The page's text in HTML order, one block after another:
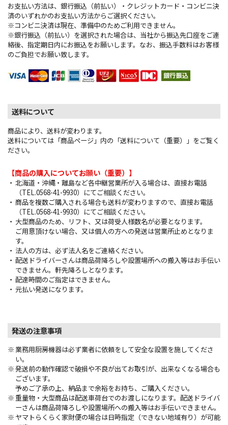
お支払い方法は、銀行振込（前払い）・クレジットカード・コンビニ決
済のいずれかのお支払い方法からご選択ください。
※コンビニ決済は現在、準備中のためご利用できません。
※銀行振込（前払い）を選択された場合は、当社から振込先口座をご連
絡後、指定期日内にお振込をお願いします。なお、振込手数料はお客様
のご負担でお願い致します。
送料について
商品により、送料が変わります。
送料については「商品ページ」内の「送料について（重要）」をご覧く
ださい。
【商品の購入についてお願い（重要）】
北海道・沖縄・離島など各中継営業所が入る場合は、直接お電話
（TEL.0568-41-9930）にてご相談ください。
商品を複数ご購入される場合も送料が変わりますので、直接お電話
（TEL.0568-41-9930）にてご相談ください。
大型商品のため、リフト、又は荷受人様数名が必要となります。
ご用意頂けない場合、又は個人の方への発送は営業所止めとなりま
す。
法人の方は、必ず法人名をご連絡ください。
配送ドライバーさんは商品荷降ろしや設置場所への搬入等はお手伝い
できません。軒先降ろしとなります。
配達時間のご指定はできません。
元払い発送になります。
発送の注意事項
業務用厨房機器は必ず業者に依頼をして安全な設置を施してくださ
い。
発送前の動作確認で破損や不良が出てお取引が、出来なくなる場合も
ございます。
予めご了承の上、納品まで余裕をお持ち、ご購入ください。
重量物・大型商品は配送車荷台でのお渡しになります。配送ドライバ
ーさんは商品荷降ろしや設置場所への搬入等はお手伝いできません。
ヤマトらくらく家財便の場合は日時指定（できない地域有り）が可能